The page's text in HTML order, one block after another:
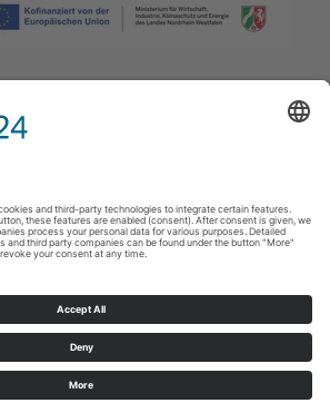
|Verklaring van toegankelijkheid |Neem
contact met ons op
2974 96980 E: info@sauerland.com
Cookie-Einstellungen